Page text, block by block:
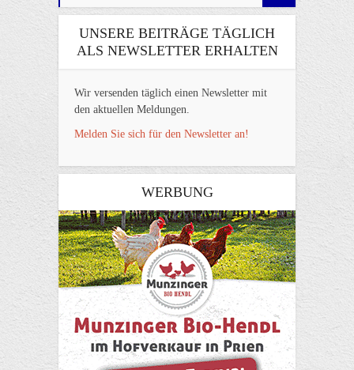
UNSERE BEITRÄGE TÄGLICH
ALS NEWSLETTER ERHALTEN
Wir versenden täglich einen Newsletter mit
den aktuellen Meldungen.
Melden Sie sich für den Newsletter an!
WERBUNG